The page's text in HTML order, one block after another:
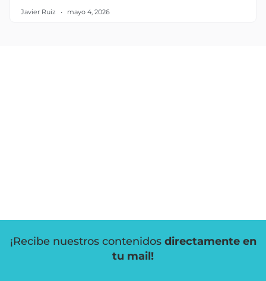
Javier Ruiz mayo 4, 2026
¡Recibe nuestros contenidos directamente en
tu mail!